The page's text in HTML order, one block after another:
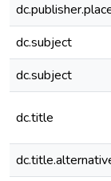
dc.subject
dc.subject
dc.title